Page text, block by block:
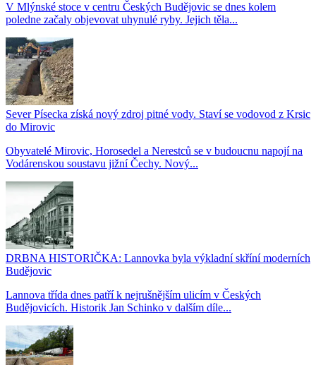
V Mlýnské stoce v centru Českých Budějovic se dnes kolem
poledne začaly objevovat uhynulé ryby. Jejich těla...
Sever Písecka získá nový zdroj pitné vody. Staví se vodovod z Krsic
do Mirovic
Obyvatelé Mirovic, Horosedel a Nerestců se v budoucnu napojí na
Vodárenskou soustavu jižní Čechy. Nový...
DRBNA HISTORIČKA: Lannovka byla výkladní skříní moderních
Budějovic
Lannova třída dnes patří k nejrušnějším ulicím v Českých
Budějovicích. Historik Jan Schinko v dalším díle...